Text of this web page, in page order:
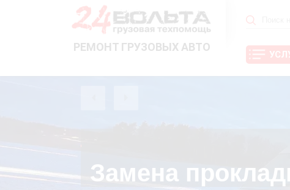
РЕМОНТ ГРУЗОВЫХ АВТО
Замена